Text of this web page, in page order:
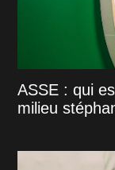
ASSE : qui
milieu